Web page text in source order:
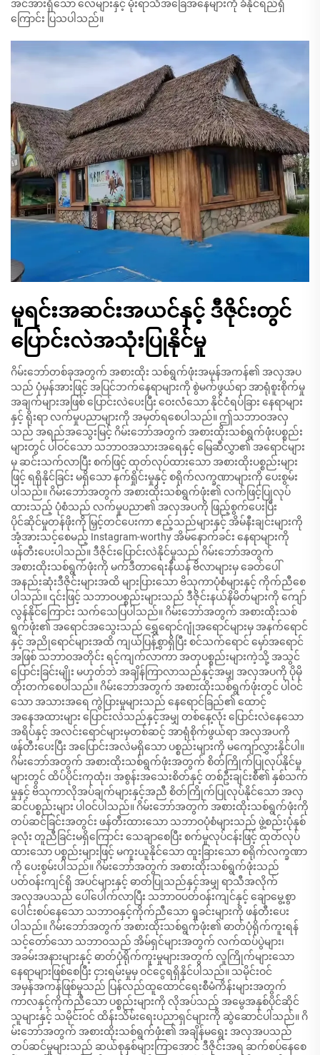
အင်အားရှိသော လေများနှင့် မိုးရာသီအခြေအနေများကို ခံနိုင်ရည်ရှိ
ကြောင်း ပြသပါသည်။
မူရင်းအဆင်းအယင်နှင့် ဒီဇိုင်းတွင်
ပြောင်းလဲအသုံးပြုနိုင်မှု
ဂိမ်းဘော်တစ်ခုအတွက် အစားထိုး သစ်ရွက်ဖုံးအမှန်အကန်၏ အလှအပ
သည် ပုံမှန်အားဖြင့် အပြင်ဘက်နေရာများကို စွဲမက်ဖွယ်ရာ အာရုံစူးစိုက်မှု
အချက်များအဖြစ် ပြောင်းလဲပေးပြီး ဝေးလံသော နိုင်ငံရပ်ခြား နေရာများ
နှင့် ရိုးရာ လက်မှုပညာများကို အမှတ်ရစေပါသည်။ ဤသဘာဝအလှ
သည် အရည်အသွေးမြင့် ဂိမ်းဘော်အတွက် အစားထိုးသစ်ရွက်ဖုံးပစ္စည်း
များတွင် ပါဝင်သော သဘာဝအသားအရေနှင့် မြေဆီလွှာ၏ အရောင်များ
မှ ဆင်းသက်လာပြီး စက်ဖြင့် ထုတ်လုပ်ထားသော အစားထိုးပစ္စည်းများ
ဖြင့် ရရှိနိုင်ခြင်း မရှိသော နက်ရှိုင်းမှုနှင့် စရိုက်လက္ခဏာများကို ပေးစွမ်း
ပါသည်။ ဂိမ်းဘော်အတွက် အစားထိုးသစ်ရွက်ဖုံး၏ လက်ဖြင့်ပြုလုပ်
ထားသည့် ပုံစံသည် လက်မှုပညာ၏ အလှအပကို ဖြည့်စွက်ပေးပြီး
ပိုင်ဆိုင်မှုတန်ဖိုးကို မြှင့်တင်ပေးကာ ဧည့်သည်များနှင့် အိမ်နီးချင်းများကို
အံ့အားသင့်စေမည့် Instagram-worthy အိမ်နောက်ခင်း နေရာများကို
ဖန်တီးပေးပါသည်။ ဒီဇိုင်းပြောင်းလဲနိုင်မှုသည် ဂိမ်းဘော်အတွက်
အစားထိုးသစ်ရွက်ဖုံးကို မက်ဒီတာရေးနီယန် ဗိလာများမှ ခေတ်ပေါ်
အနည်းဆုံးဒီဇိုင်းများအထိ များပြားသော ဗိသုကာပုံစံများနှင့် ကိုက်ညီစေ
ပါသည်။ ၎င်းဖြင့် သဘာဝပစ္စည်းများသည် ဒီဇိုင်းနယ်နိမိတ်များကို ကျော်
လွန်နိုင်ကြောင်း သက်သေပြပါသည်။ ဂိမ်းဘော်အတွက် အစားထိုးသစ်
ရွက်ဖုံး၏ အရောင်အသွေးသည် ရွှေရောင်ဂျုံအရောင်များမှ အနက်ရောင်
နှင့် အညိုရောင်များအထိ ကျယ်ပြန့်စွာရှိပြီး စင်သက်ရောင် မှော်အရောင်
အဖြစ် သဘာဝအတိုင်း ရင့်ကျက်လာကာ အတုပစ္စည်းများကဲ့သို့ အသွင်
ပြောင်းခြင်းမျိုး မဟုတ်ဘဲ အချိန်ကြာလာသည်နှင့်အမျှ အလှအပကို ပိုမို
တိုးတက်စေပါသည်။ ဂိမ်းဘော်အတွက် အစားထိုးသစ်ရွက်ဖုံးတွင် ပါဝင်
သော အသားအရေ ကွဲပြားမှုများသည် နေရောင်ခြည်၏ ထောင့်
အနေအထားများ ပြောင်းလဲသည်နှင့်အမျှ တစ်နေ့လုံး ပြောင်းလဲနေသော
အရိပ်နှင့် အလင်းရောင်များမှတစ်ဆင့် အာရုံစိုက်ဖွယ်ရာ အလှအပကို
ဖန်တီးပေးပြီး အပြောင်းအလဲမရှိသော ပစ္စည်းများကို မကျော်လွှားနိုင်ပါ။
ဂိမ်းဘော်အတွက် အစားထိုးသစ်ရွက်ဖုံးအတွက် စိတ်ကြိုက်ပြုလုပ်နိုင်မှု
များတွင် ထိပ်ပိုင်းကုထုံး၊ အစွန်းအသေးစိတ်နှင့် တစ်ဦးချင်းစီ၏ နှစ်သက်
မှုနှင့် ဗိသုကာလိုအပ်ချက်များနှင့်အညီ စိတ်ကြိုက်ပြုလုပ်နိုင်သော အလှ
ဆင်ပစ္စည်းများ ပါဝင်ပါသည်။ ဂိမ်းဘော်အတွက် အစားထိုးသစ်ရွက်ဖုံးကို
တပ်ဆင်ခြင်းအတွင်း ဖန်တီးထားသော သဘာဝပုံစံများသည် ဖွဲ့စည်းပုံနှစ်
ခုလုံး တူညီခြင်းမရှိကြောင်း သေချာစေပြီး စက်မှုလုပ်ငန်းဖြင့် ထုတ်လုပ်
ထားသော ပစ္စည်းများဖြင့် မကူးယူနိုင်သော ထူးခြားသော စရိုက်လက္ခဏာ
ကို ပေးစွမ်းပါသည်။ ဂိမ်းဘော်အတွက် အစားထိုးသစ်ရွက်ဖုံးသည်
ပတ်ဝန်းကျင်ရှိ အပင်များနှင့် ဓာတ်ပြုသည်နှင့်အမျှ ရာသီအလိုက်
အလှအပသည် ပေါ်ပေါက်လာပြီး သဘာဝပတ်ဝန်းကျင်နှင့် ချောမွေ့စွာ
ပေါင်းစပ်နေသော သဘာဝနှင့်ကိုက်ညီသော ရှုခင်းများကို ဖန်တီးပေး
ပါသည်။ ဂိမ်းဘော်အတွက် အစားထိုးသစ်ရွက်ဖုံး၏ ဓာတ်ပုံရိုက်ကူးရန်
သင့်တော်သော သဘာဝသည် အိမ်ရှင်များအတွက် လက်ထပ်ပွဲများ၊
အခမ်းအနားများနှင့် ဓာတ်ပုံရိုက်ကူးမှုများအတွက် လူကြိုက်များသော
နေရာများဖြစ်စေပြီး ငှားရမ်းမှုမှ ဝင်ငွေရရှိနိုင်ပါသည်။ သမိုင်းဝင်
အမှန်အကန်ဖြစ်မှုသည် ပြန်လည်ထူထောင်ရေးစီမံကိန်းများအတွက်
ကာလနှင့်ကိုက်ညီသော ပစ္စည်းများကို လိုအပ်သည့် အမွေအနှစ်ပိုင်ဆိုင်
သူများနှင့် သမိုင်းဝင် ထိန်းသိမ်းရေးပညာရှင်များကို ဆွဲဆောင်ပါသည်။ ဂိ
မ်းဘော်အတွက် အစားထိုးသစ်ရွက်ဖုံး၏ အချိန်မရွေး အလှအပသည်
တပ်ဆင်မှုများသည် ဆယ်စုနှစ်များကြာအောင် ဒီဇိုင်းအရ ဆက်စပ်နေစေ